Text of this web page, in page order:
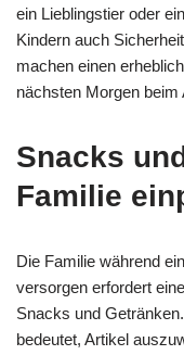
ein Lieblingstier oder
Kindern auch
machen einen
nächsten Morgen beim
Snacks
Familie
Die Familie während
versorgen erfordert
Snacks und
bedeutet, Artikel